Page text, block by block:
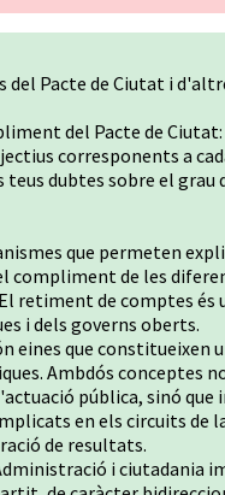
Pacte de Ciutat i
del Pacte de
corresponents a
dubtes sobre el
que permeten
compliment de les
retiment de comptes és
i dels governs oberts.
eines que constitueixen
Ambdós conceptes
pública, sinó
en els circuits de
de resultats.
i ciutadania